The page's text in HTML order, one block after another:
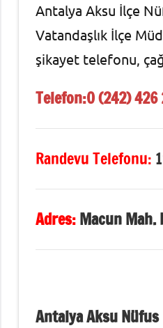
Antalya Aksu İlçe
Vatandaşlık İlçe
şikayet telefonu,
Telefon:0 (242) 426
Randevu Telefonu:
Adres:Macun Mah.
Antalya Aksu